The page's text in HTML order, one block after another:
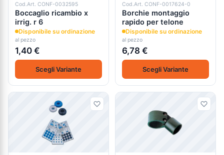
Cod.Art. CONF-0032595
Boccaglio ricambio x
irrig. r 6
Disponibile su ordinazione
al pezzo
1,40 €
Scegli Variante
Cod.Art. CONF-0017624-0
Borchie montaggio
rapido per telone
Disponibile su ordinazione
al pezzo
6,78 €
Scegli Variante